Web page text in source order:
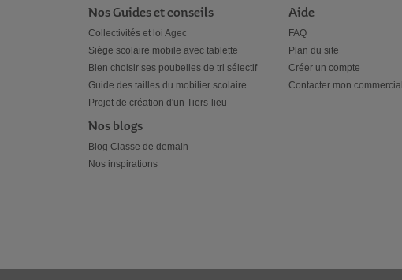
Nos Guides et conseils
Collectivités et loi Agec
Siège scolaire mobile avec tablette
Bien choisir ses poubelles de tri sélectif
Guide des tailles du mobilier scolaire
Projet de création d'un Tiers-lieu
Nos blogs
Blog Classe de demain
Nos inspirations
Aide
FAQ
Plan du site
Créer un compte
Contacter mon commercial